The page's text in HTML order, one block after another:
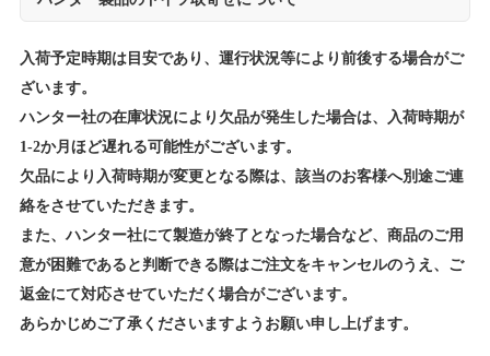
入荷予定時期は目安であり、運行状況等により前後する場合がご
ざいます。
ハンター社の在庫状況により欠品が発生した場合は、入荷時期が
1-2か月ほど遅れる可能性がございます。
欠品により入荷時期が変更となる際は、該当のお客様へ別途ご連
絡をさせていただきます。
また、ハンター社にて製造が終了となった場合など、商品のご用
意が困難であると判断できる際はご注文をキャンセルのうえ、ご
返金にて対応させていただく場合がございます。
あらかじめご了承くださいますようお願い申し上げます。